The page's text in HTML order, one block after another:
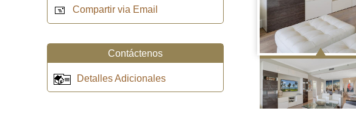
Compartir via Email
Contáctenos
Detalles Adicionales